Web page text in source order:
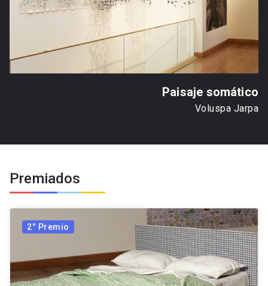
Paisaje somático
Voluspa Jarpa
Premiados
2° Premio